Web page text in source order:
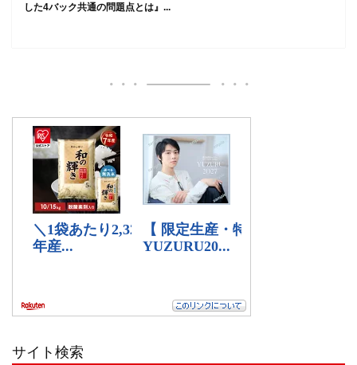
した4バック共通の問題点とは』...
サイト検索